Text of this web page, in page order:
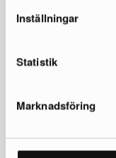
Inställningar
Statistik
Marknadsföring